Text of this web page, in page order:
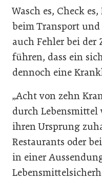
Wasch es, Check
beim Transport
auch Fehler bei
führen, dass ein
dennoch eine
„Acht von zehn
durch Lebensmittel
ihren Ursprung
Restaurants oder
in einer